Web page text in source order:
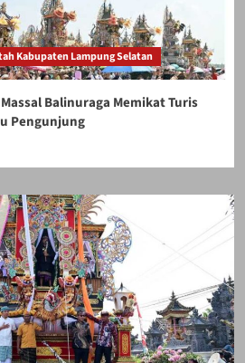
Kabupaten Lampung Selatan
Balinuraga Memikat Turis
Pengunjung